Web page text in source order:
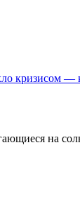
кризисом —
на